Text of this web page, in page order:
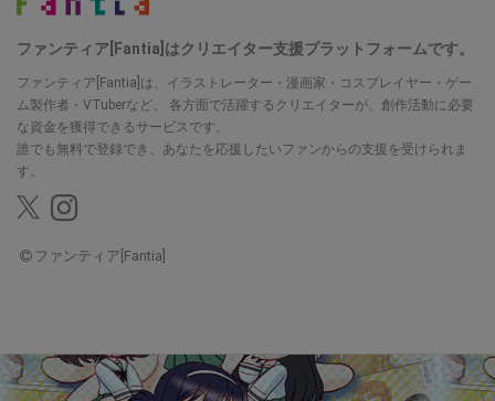
ファンティア[Fantia]はクリエイター支援プラットフォームです。
ファンティア[Fantia]は、イラストレーター・漫画家・コスプレイヤー・ゲー
ム製作者・VTuberなど、
各方面で活躍するクリエイターが、創作活動に必要
な資金を獲得できるサービスです。
誰でも無料で登録でき、あなたを応援したいファンからの支援を受けられま
す。
ファンティア[Fantia]